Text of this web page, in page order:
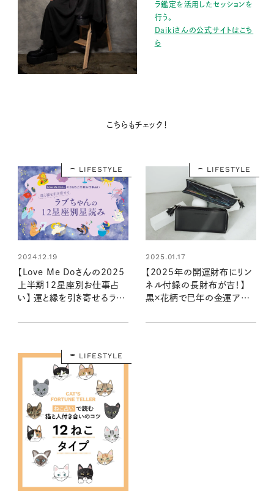
ラ鑑定を活用したセッションを
行う。
Daikiさんの公式サイトはこち
ら
こちらもチェック！
LIFESTYLE
2024.12.19
【Love Me Doさんの2025
上半期12星座別お仕事占
い】 運と縁を引き寄せるラブ
LIFESTYLE
2025.01.17
【2025年の開運財布にリン
ネル付録の長財布が吉！】
黒×花柄で巳年の金運アッ
録
LIFESTYLE